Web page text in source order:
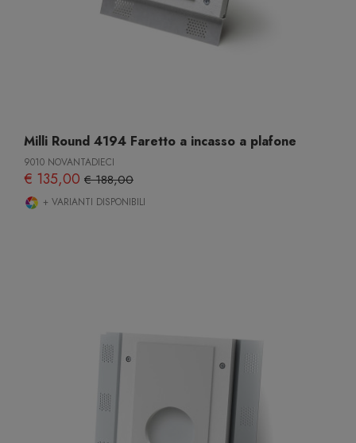
Milli Round 4194 Faretto a incasso a plafone
9010 NOVANTADIECI
€ 135,00 € 188,00
+ VARIANTI DISPONIBILI